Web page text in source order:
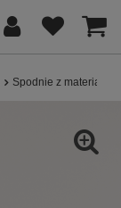
Spodnie z materiału